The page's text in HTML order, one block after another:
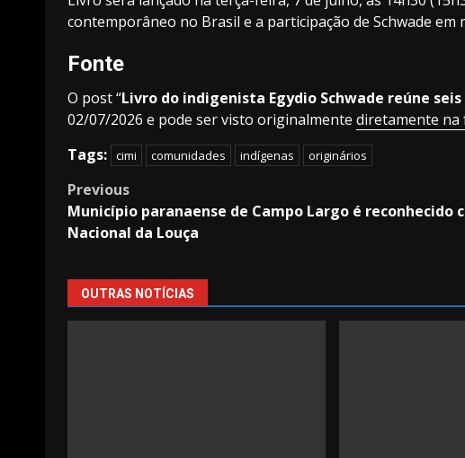
contemporâneo no Brasil e a participação de Schwade em
Fonte
O post “Livro do indigenista Egydio Schwade reúne
02/07/2026 e pode ser visto originalmente diretamente na
Tags: cimi comunidades indígenas originários
Post
navigation
Previous
Município paranaense de Campo Largo é reconhecido
Nacional da Louça
OUTRAS NOTÍCIAS